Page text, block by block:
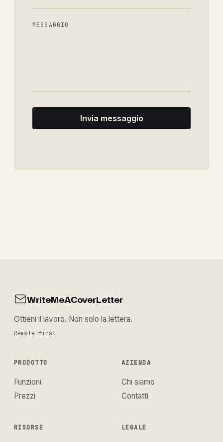
MESSAGGIO
Invia messaggio
WriteMeACoverLetter
Ottieni il lavoro. Non solo la lettera.
Remote-first
PRODOTTO
Funzioni
Prezzi
AZIENDA
Chi siamo
Contatti
RISORSE LEGALE